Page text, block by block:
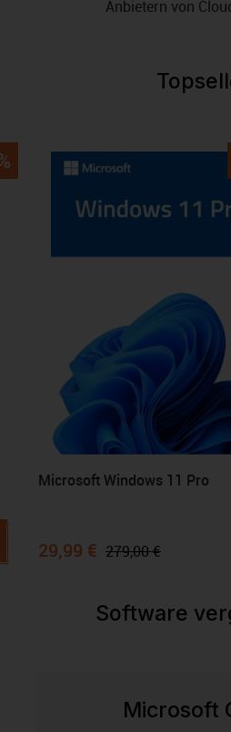
Anbietern von
Produktgalerie überspringen
Microsoft Windows 11 Pro
29,99 € 279,00 €
Software
Microsoft